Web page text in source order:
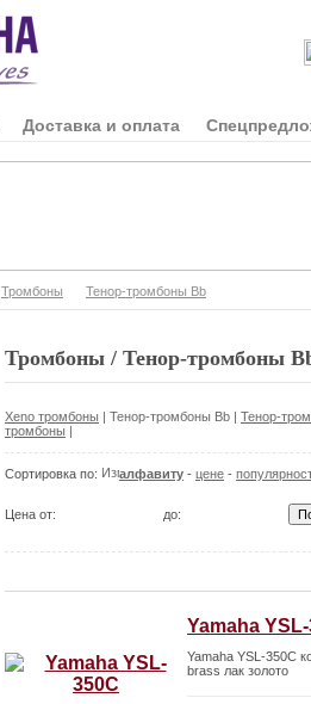
Доставка и оплата
Тромбоны Тенор-тромбоны Bb
Тромбоны / Тенор-тромбоны
Xeno тромбоны | Тенор-тромбоны Bb | Тенор-
тромбоны |
Сортировка по: алфавиту - цене -
Цена от: до:
Yamaha
Yamaha YSL-350C
brass лак золото